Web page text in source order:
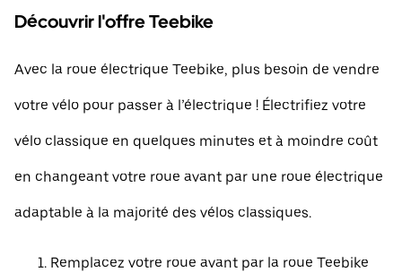
Découvrir l'offre Teebike
Avec la roue électrique Teebike, plus besoin de vendre
votre vélo pour passer à l’électrique ! Électrifiez votre
vélo classique en quelques minutes et à moindre coût
en changeant votre roue avant par une roue électrique
adaptable à la majorité des vélos classiques.
Remplacez votre roue avant par la roue Teebike